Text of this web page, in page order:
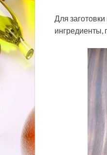
Для
ингредиенты,